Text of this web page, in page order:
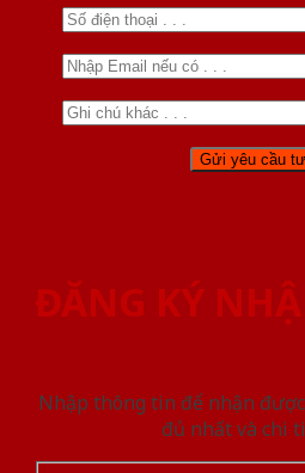
ĐĂNG KÝ
Nhập thông tin để nhận
đủ nhất và chi